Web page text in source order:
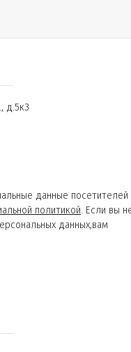
д.5к3
данные посетителей
политикой. Если вы
данных,вам